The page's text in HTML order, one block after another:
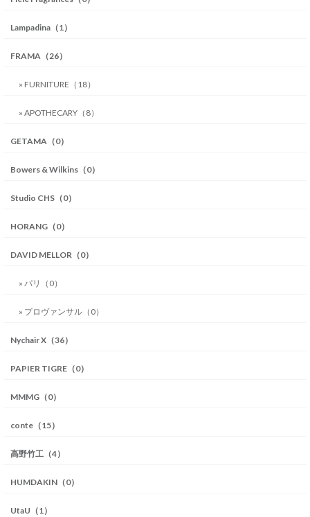
Lampadina（1）
FRAMA（26）
» FURNITURE（18）
» APOTHECARY（8）
GETAMA（0）
Bowers & Wilkins（0）
Studio CHS（0）
HORANG（0）
DAVID MELLOR（0）
» パリ（0）
» プロヴァンサル（0）
Nychair X（36）
PAPIER TIGRE（0）
MMMG（0）
conte（15）
高野竹工（4）
HUMDAKIN（0）
UtaU（1）